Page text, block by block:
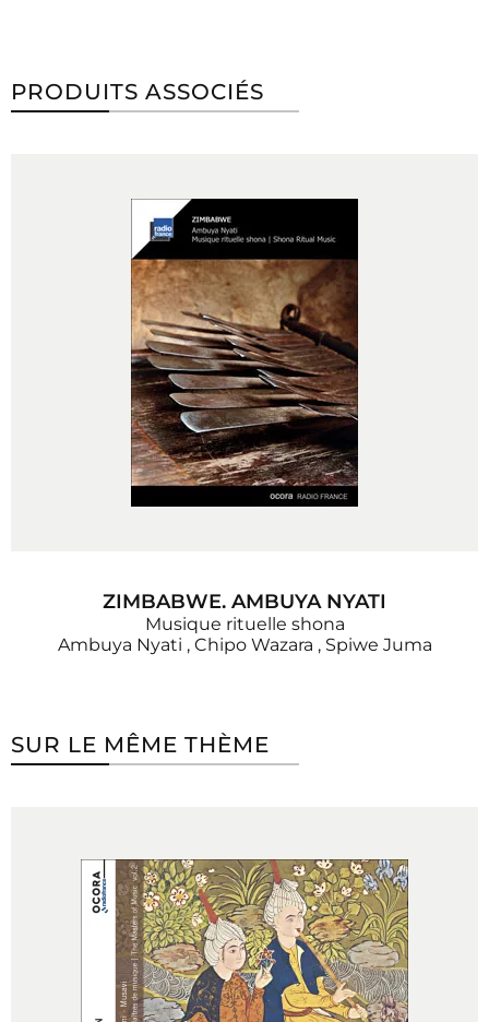
PRODUITS ASSOCIÉS
ZIMBABWE. AMBUYA NYATI
Musique rituelle shona
Ambuya Nyati , Chipo Wazara , Spiwe Juma
SUR LE MÊME THÈME